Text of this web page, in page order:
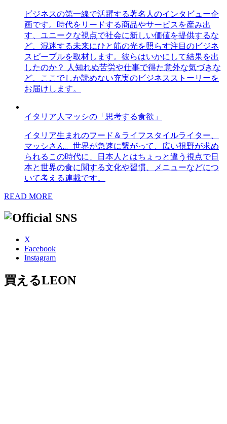
ビジネスの第一線で活躍する著名人のインタビュー企
画です。時代をリードする商品やサービスを産み出
す、ユニークな視点で社会に新しい価値を提供するな
ど、混迷する未来にひと筋の光を照らす注目のビジネ
スピープルを取材します。彼らはいかにして結果を出
したのか？ 人知れぬ苦労や仕事で得た意外な気づきな
ど、ここでしか読めない充実のビジネスストーリーを
お届けします。
イタリア人マッシの「思考する食欲」
イタリア生まれのフード＆ライフスタイルライター、
マッシさん。世界が急速に繋がって、広い視野が求め
られるこの時代に、日本人とはちょっと違う視点で日
本と世界の食に関する文化や習慣、メニューなどにつ
いて考える連載です。
READ MORE
X
Facebook
Instagram
買えるLEON